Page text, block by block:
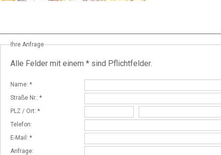
Ihre Anfrage
Alle Felder mit einem * sind Pflichtfelder.
Name: *
Straße Nr.: *
PLZ / Ort: *
Telefon:
E-Mail: *
Anfrage: